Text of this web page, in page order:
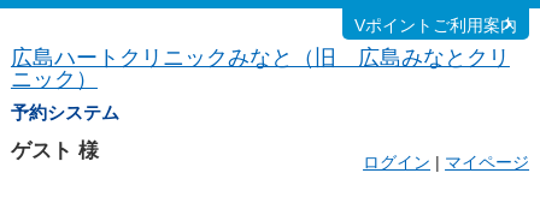
広島ハートクリニックみなと（旧 広島みなとクリ
ニック）
予約システム
Vポイントご利用案内
ゲスト 様 ログイン | マイページ